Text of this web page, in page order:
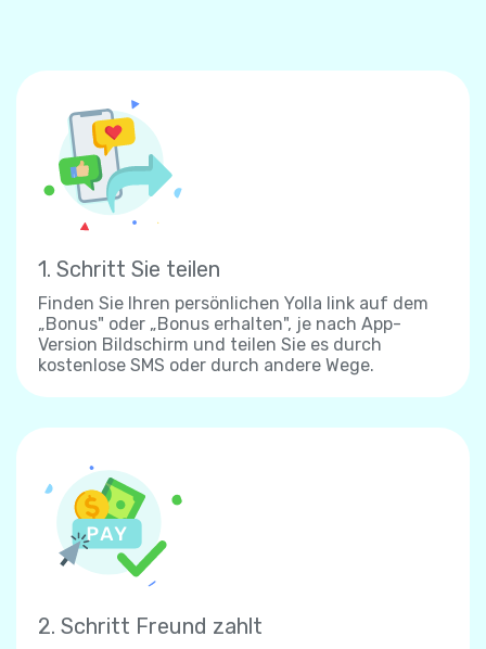
1. Schritt Sie teilen
Finden Sie Ihren persönlichen Yolla link auf dem
„Bonus" oder „Bonus erhalten", je nach App-
Version Bildschirm und teilen Sie es durch
kostenlose SMS oder durch andere Wege.
2. Schritt Freund zahlt